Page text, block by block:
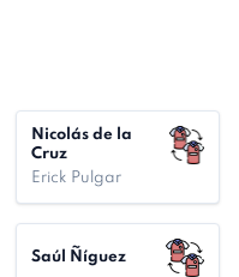
Nicolás de la
Cruz
Erick Pulgar
Saúl Ñíguez